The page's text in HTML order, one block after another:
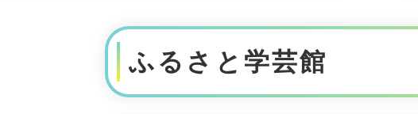
本
文
ふるさと学芸館